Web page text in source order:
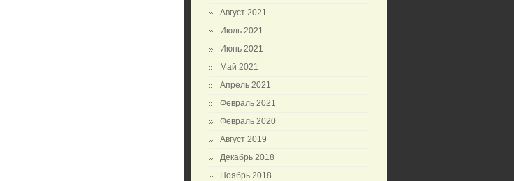
Август 2021
Июль 2021
Июнь 2021
Май 2021
Апрель 2021
Февраль 2021
Февраль 2020
Август 2019
Декабрь 2018
Ноябрь 2018